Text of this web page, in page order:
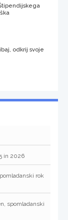
odkrij svoje
in 2026
rok
spomladanski